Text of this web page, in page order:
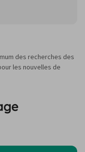
des recherches des
les nouvelles de